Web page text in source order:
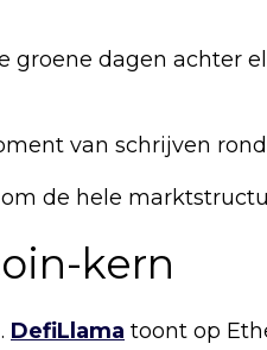
groene dagen achter
van schrijven rond
de hele
kern
DefiLlama toont op